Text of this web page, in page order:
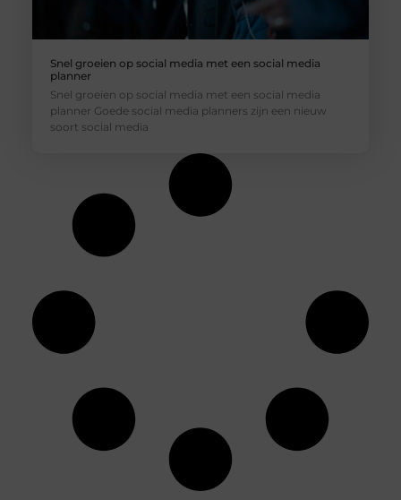
Snel groeien op social media met een social media
planner
Snel groeien op social media met een social media
planner Goede social media planners zijn een nieuw
soort social media